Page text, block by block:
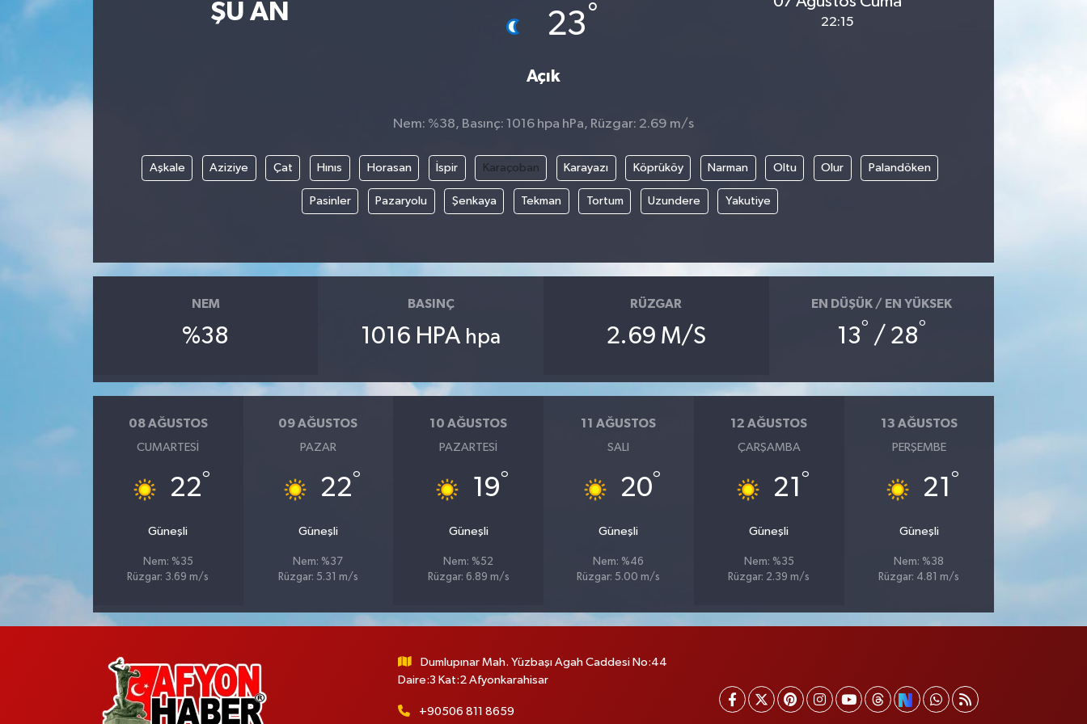
ŞU AN 23°
Açık
22:15
Nem: %38, Basınç: 1016 hpa hPa, Rüzgar: 2.69 m/s
Aşkale Aziziye Çat Hınıs Horasan İspir Karaçoban Karayazı Köprüköy Narman Oltu Olur Palandöken
Pasinler Pazaryolu Şenkaya Tekman Tortum Uzundere Yakutiye
NEM
%38
BASINÇ
1016 HPA hpa
RÜZGAR
2.69 M/S
EN DÜŞÜK / EN YÜKSEK
13° / 28°
08 AĞUSTOS
CUMARTESI
22°
Güneşli
Nem: %35
Rüzgar: 3.69 m/s
09 AĞUSTOS
PAZAR
22°
Güneşli
Nem: %37
Rüzgar: 5.31 m/s
10 AĞUSTOS
PAZARTESI
19°
Güneşli
Nem: %52
Rüzgar: 6.89 m/s
11 AĞUSTOS
SALI
20°
Güneşli
Nem: %46
Rüzgar: 5.00 m/s
12 AĞUSTOS
ÇARŞAMBA
21 °
Güneşli
Nem: %35
Rüzgar: 2.39 m/s
13 AĞUSTOS
PERŞEMBE
21 °
Güneşli
Nem: %38
Rüzgar: 4.81 m/s
Dumlupınar Mah. Yüzbaşı Agah Caddesi No:44
Daire:3 Kat:2 Afyonkarahisar
+90506 811 8659